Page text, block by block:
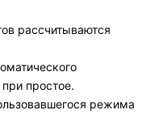
рассчитываются
простое.
режима